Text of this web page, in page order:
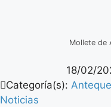
Mollete de
18/02/
Categoría(s):
Noticias